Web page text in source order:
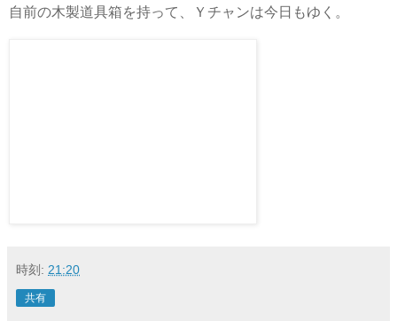
自前の木製道具箱を持って、Ｙチャンは今日もゆく。
時刻: 21:20
共有